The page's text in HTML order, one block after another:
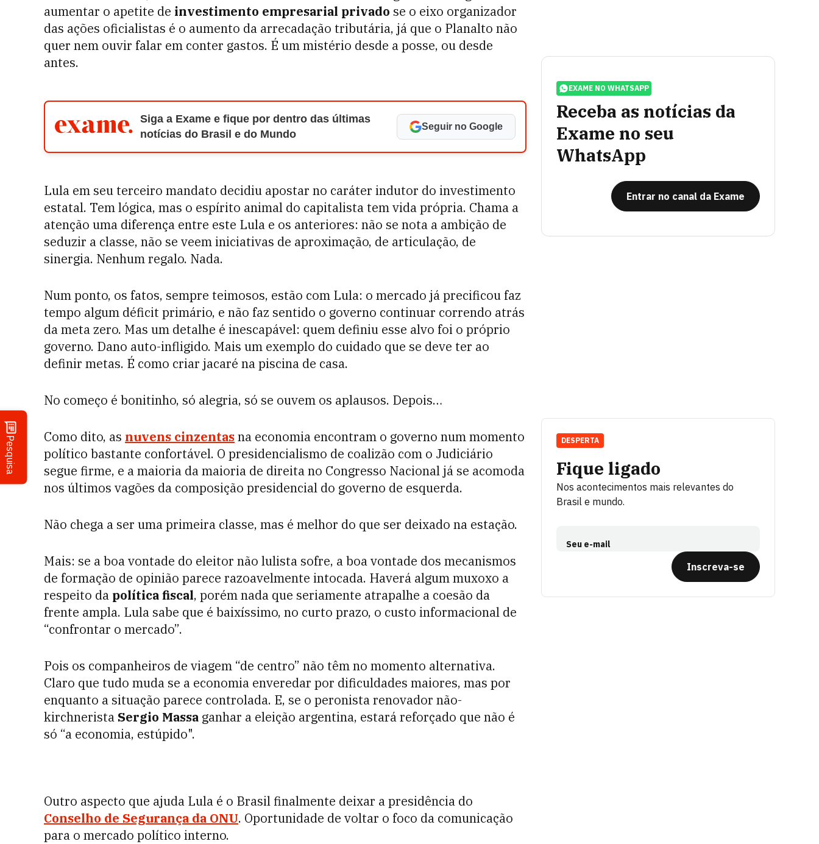
Pesquisa
aumentar o apetite de investimento empresarial privado se o eixo organizador
das ações oficialistas é o aumento da arrecadação tributária, já que o Planalto não
quer nem ouvir falar em conter gastos. É um mistério desde a posse, ou desde
antes.
Siga a Exame e fique por dentro das últimas
notícias do Brasil e do Mundo
Seguir no Google
Lula em seu terceiro mandato decidiu apostar no caráter indutor do investimento
estatal. Tem lógica, mas o espírito animal do capitalista tem vida própria. Chama a
atenção uma diferença entre este Lula e os anteriores: não se nota a ambição de
seduzir a classe, não se veem iniciativas de aproximação, de articulação, de
sinergia. Nenhum regalo. Nada.
Num ponto, os fatos, sempre teimosos, estão com Lula: o mercado já precificou faz
tempo algum déficit primário, e não faz sentido o governo continuar correndo atrás
da meta zero. Mas um detalhe é inescapável: quem definiu esse alvo foi o próprio
governo. Dano auto-infligido. Mais um exemplo do cuidado que se deve ter ao
definir metas. É como criar jacaré na piscina de casa.
No começo é bonitinho, só alegria, só se ouvem os aplausos. Depois…
Como dito, as nuvens cinzentasna economia encontram o governo num momento
político bastante confortável. O presidencialismo de coalizão com o Judiciário
segue firme, e a maioria da maioria de direita no Congresso Nacional já se acomoda
nos últimos vagões da composição presidencial do governo de esquerda.
Não chega a ser uma primeira classe, mas é melhor do que ser deixado na estação.
Mais: se a boa vontade do eleitor não lulista sofre, a boa vontade dos mecanismos
de formação de opinião parece razoavelmente intocada. Haverá algum muxoxo a
respeito da política fiscal, porém nada que seriamente atrapalhe a coesão da
frente ampla. Lula sabe que é baixíssimo, no curto prazo, o custo informacional de
“confrontar o mercado”.
Pois os companheiros de viagem “de centro” não têm no momento alternativa.
Claro que tudo muda se a economia enveredar por dificuldades maiores, mas por
enquanto a situação parece controlada. E, se o peronista renovador não-
kirchnerista Sergio Massa ganhar a eleição argentina, estará reforçado que não é
só “a economia, estúpido".
Outro aspecto que ajuda Lula é o Brasil finalmente deixar a presidência do
Conselho de Segurança da ONU. Oportunidade de voltar o foco da comunicação
para o mercado político interno.
EXAME NO WHATSAPP
Receba as notícias da
Exame no seu
WhatsApp
Entrar no canal da Exame
Fique ligado
Nos acontecimentos mais relevantes do
Brasil e mundo.
Seu e-mail
Inscreva-se
DESPERTA